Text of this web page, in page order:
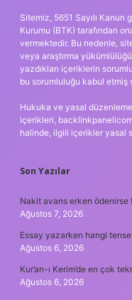
Sitemiz, 5651 Sayılı
Kurumu (BTK) tarafından
vermektedir. Bu nedenle,
veya araştırma
yazdıkları içeriklerin
bu sorumluluğu kabul etmiş
Hukuka ve yasal
içerikleri,
halinde, ilgili içerikler yasal
Son Yazılar
Nakit avans erken ödenirse
Ağustos 7, 2026
Essay yazarken hangi tense
Ağustos 6, 2026
Kur’an-ı Kerim’de en çok
Ağustos 6, 2026